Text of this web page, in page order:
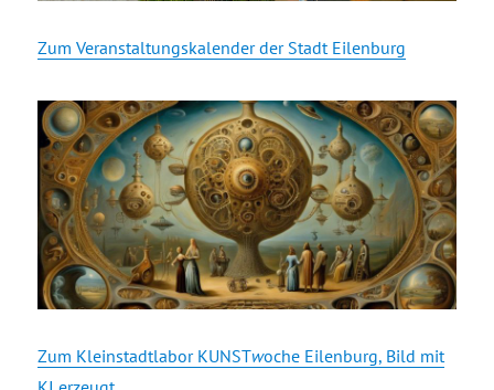
Zum Veranstaltungskalender der Stadt Eilenburg
Zum Kleinstadtlabor KUNSTwoche Eilenburg, Bild mit